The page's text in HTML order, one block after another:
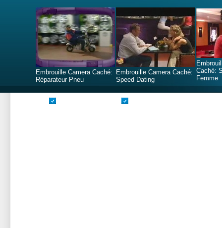
Embrouille Camera Caché:
Réparateur Pneu
Embrouille Camera Caché:
Speed Dating
Caché:
Femme